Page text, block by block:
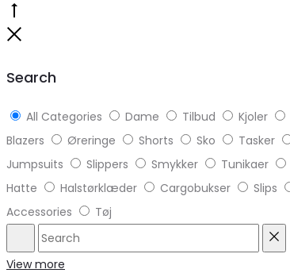
Search
All Categories Dame Tilbud Kjoler
Blazers
Øreringe Shorts Sko Tasker
Jumpsuits
Slippers Smykker Tunikaer
Hatte
Halstørklæder Cargobukser Slips
Accessories
Tøj
Search
View more